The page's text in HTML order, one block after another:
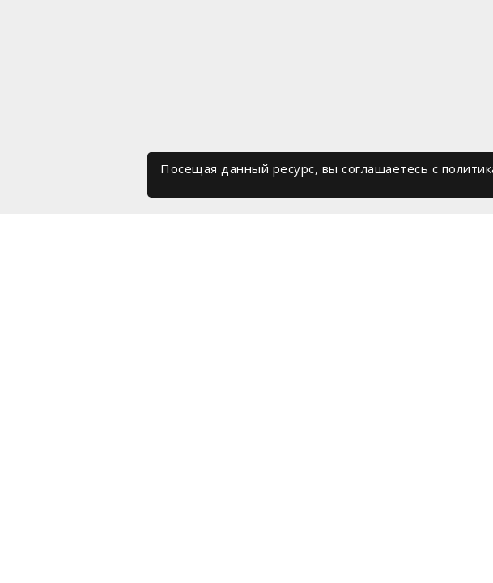
Посещая данный ресурс, вы соглашаетесь c